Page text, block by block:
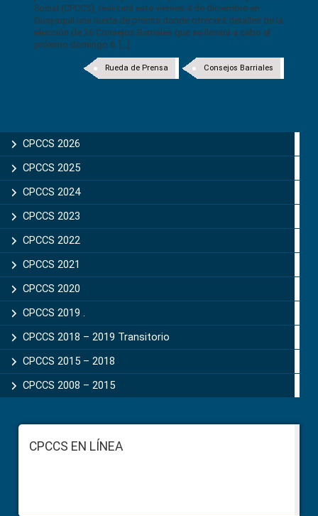
Social (CPCCS), realizará este viernes 4 de diciembre en
Guayaquil una rueda de prensa donde ofrecerá detalles de la
elección de 26 Consejos Barriales que se llevará a cabo el
próximo domingo 6. [...]
Consejos Barriales
Rueda de Prensa
CPCCS 2026
CPCCS 2025
CPCCS 2024
CPCCS 2023
CPCCS 2022
CPCCS 2021
CPCCS 2020
CPCCS 2019 .
CPCCS 2018 – 2019 Transitorio
CPCCS 2015 – 2018
CPCCS 2008 – 2015
FooterCPCCS EN LÍNEA